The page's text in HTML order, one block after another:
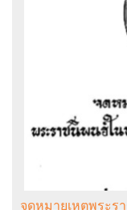
จดหมายเหตุพระร